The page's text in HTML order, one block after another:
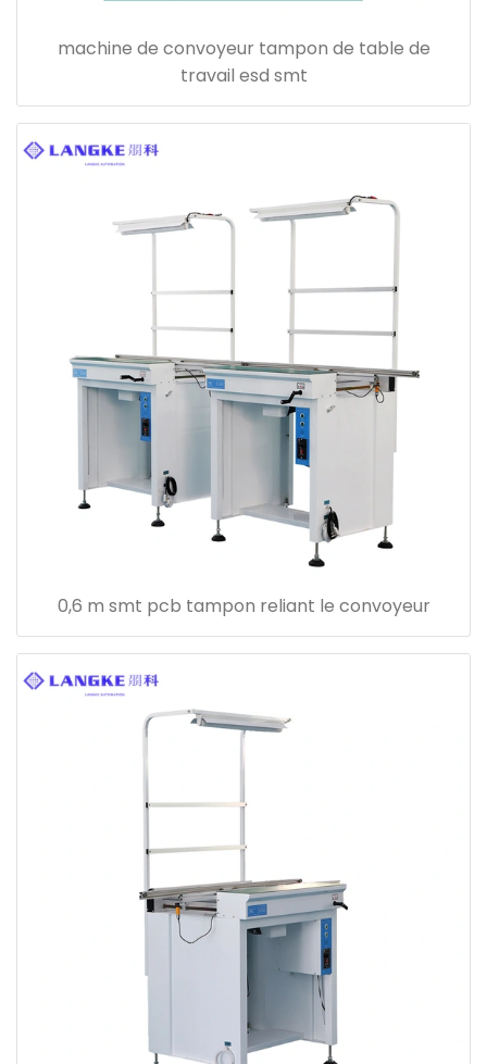
machine de convoyeur tampon de table de
travail esd smt
0,6 m smt pcb tampon reliant le convoyeur